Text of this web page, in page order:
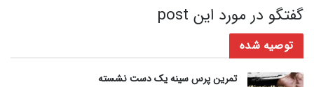
گفتگو در مورد این post
توصیه شده
تمرین پرس سینه یک دست نشسته